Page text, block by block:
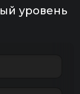
уровень